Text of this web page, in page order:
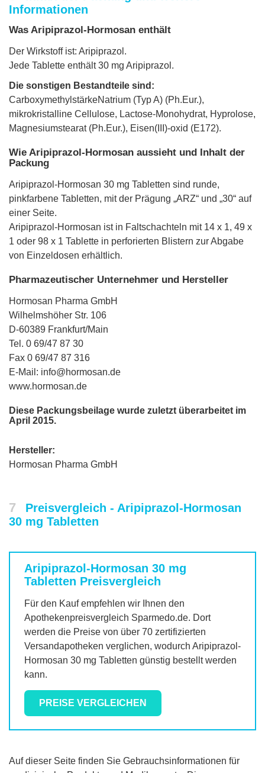
Informationen
Was Aripiprazol-Hormosan enthält
Der Wirkstoff ist: Aripiprazol.
Jede Tablette enthält 30 mg Aripiprazol.
Die sonstigen Bestandteile sind:
CarboxymethylstärkeNatrium (Typ A) (Ph.Eur.),
mikrokristalline Cellulose, Lactose-Monohydrat, Hyprolose,
Magnesiumstearat (Ph.Eur.), Eisen(III)-oxid (E172).
Wie Aripiprazol-Hormosan aussieht und Inhalt der
Packung
Aripiprazol-Hormosan 30 mg Tabletten sind runde,
pinkfarbene Tabletten, mit der Prägung „ARZ“ und „30“ auf
einer Seite.
Aripiprazol-Hormosan ist in Faltschachteln mit 14 x 1, 49 x
1 oder 98 x 1 Tablette in perforierten Blistern zur Abgabe
von Einzeldosen erhältlich.
Pharmazeutischer Unternehmer und Hersteller
Hormosan Pharma GmbH
Wilhelmshöher Str. 106
D-60389 Frankfurt/Main
Tel. 0 69/47 87 30
Fax 0 69/47 87 316
E-Mail: info@hormosan.de
www.hormosan.de
Diese Packungsbeilage wurde zuletzt überarbeitet im
April 2015.
Hersteller:
Hormosan Pharma GmbH
7
Preisvergleich - Aripiprazol-Hormosan
30 mg Tabletten
Aripiprazol-Hormosan 30 mg
Tabletten Preisvergleich
Für den Kauf empfehlen wir Ihnen den
Apothekenpreisvergleich Sparmedo.de. Dort
werden die Preise von über 70 zertifizierten
Versandapotheken verglichen, wodurch Aripiprazol-
Hormosan 30 mg Tabletten günstig bestellt werden
kann.
PREISE VERGLEICHEN
Auf dieser Seite finden Sie Gebrauchsinformationen für